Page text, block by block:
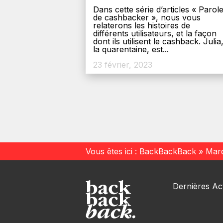
Dans cette série d’articles «
de cashbacker », nous vous
relaterons les histoires de
différents utilisateurs, et la façon
dont ils utilisent le cashback. Julia,
la quarentaine, est...
23 février, 2023
Vous êtes ici : BackBackBack »
Dernières